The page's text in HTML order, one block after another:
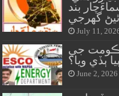
بند
گهرجي
July 11,
جي
June 2, 2026